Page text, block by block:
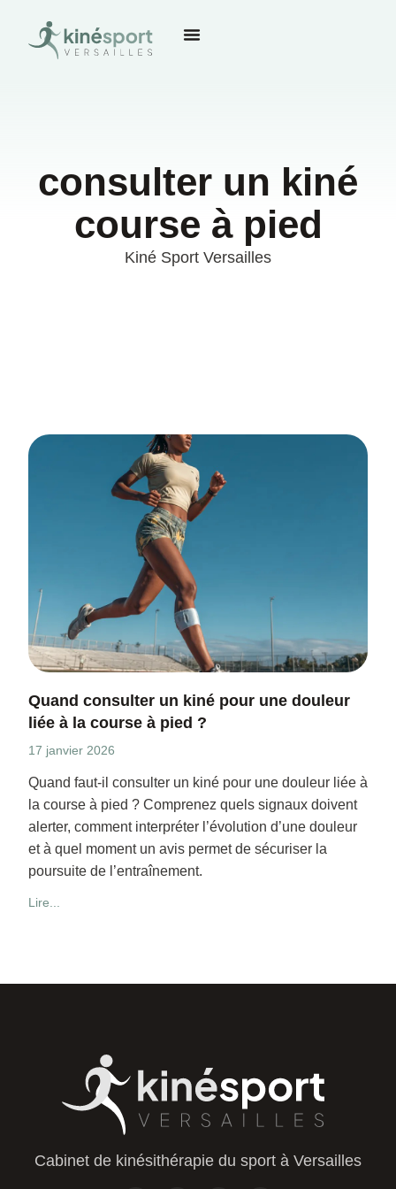
consulter un kiné
course à pied
Kiné Sport Versailles
Quand consulter un kiné pour une douleur
liée à la course à pied ?
17 janvier 2026
Quand faut-il consulter un kiné pour une douleur liée à
la course à pied ? Comprenez quels signaux doivent
alerter, comment interpréter l’évolution d’une douleur
et à quel moment un avis permet de sécuriser la
poursuite de l’entraînement.
Lire...
Cabinet de kinésithérapie du sport à Versailles